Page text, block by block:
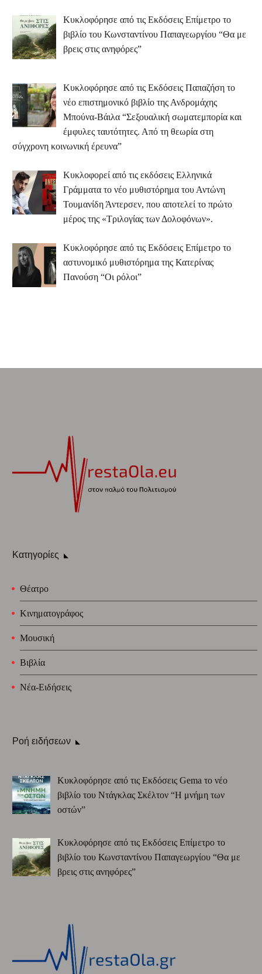
Κυκλοφόρησε από τις Εκδόσεις Επίμετρο το
βιβλίο του Κωνσταντίνου Παπαγεωργίου “Θα με
βρεις στις ανηφόρες”
Κυκλοφόρησε από τις Εκδόσεις Παπαζήση το
νέο επιστημονικό βιβλίο της Ανδρομάχης
Μπούνα-Βάιλα “Σεξουαλική σωματεμπορία και
έμφυλες ταυτότητες. Από τη θεωρία στη
σύγχρονη κοινωνική έρευνα”
Κυκλοφορεί από τις εκδόσεις Ελληνικά
Γράμματα το νέο μυθιστόρημα του Αντώνη
Τουμανίδη Άντερσεν, που αποτελεί το πρώτο
μέρος της «Τριλογίας των Δολοφόνων».
Κυκλοφόρησε από τις Εκδόσεις Επίμετρο το
αστυνομικό μυθιστόρημα της Κατερίνας
Πανούση “Οι ρόλοι”
Κατηγορίες
Θέατρο
Κινηματογράφος
Μουσική
Βιβλία
Νέα-Ειδήσεις
Ροή ειδήσεων
Κυκλοφόρησε από τις Εκδόσεις Gema το νέο
βιβλίο του Ντάγκλας Σκέλτον “Η μνήμη των
οστών”
Κυκλοφόρησε από τις Εκδόσεις Επίμετρο το
βιβλίο του Κωνσταντίνου Παπαγεωργίου “Θα με
βρεις στις ανηφόρες”